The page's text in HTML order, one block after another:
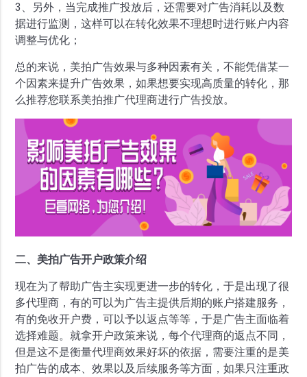
3、另外，当完成推广投放后，还需要对广告消耗以及数
据进行监测，这样可以在转化效果不理想时进行账户内容
调整与优化；
总的来说，美拍广告效果与多种因素有关，不能凭借某一
个因素来提升广告效果，如果想要实现高质量的转化，那
么推荐您联系美拍推广代理商进行广告投放。
二、美拍广告开户政策介绍
现在为了帮助广告主实现更进一步的转化，于是出现了很
多代理商，有的可以为广告主提供后期的账户搭建服务，
有的免收开户费，可以予以返点等等，于是广告主面临着
选择难题。就拿开户政策来说，每个代理商的返点不同，
但是这不是衡量代理商效果好坏的依据，需要注重的是美
拍广告的成本、效果以及后续服务等方面，如果只注重政